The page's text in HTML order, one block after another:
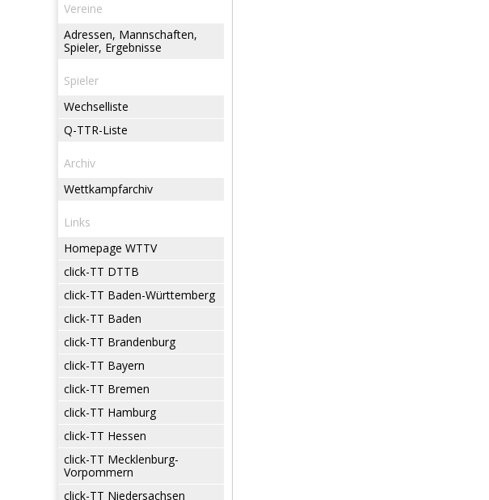
Vereine
Adressen, Mannschaften,
Spieler, Ergebnisse
Spieler
Wechselliste
Q-TTR-Liste
Archiv
Wettkampfarchiv
Links
Homepage WTTV
click-TT DTTB
click-TT Baden-Württemberg
click-TT Baden
click-TT Brandenburg
click-TT Bayern
click-TT Bremen
click-TT Hamburg
click-TT Hessen
click-TT Mecklenburg-
Vorpommern
click-TT Niedersachsen